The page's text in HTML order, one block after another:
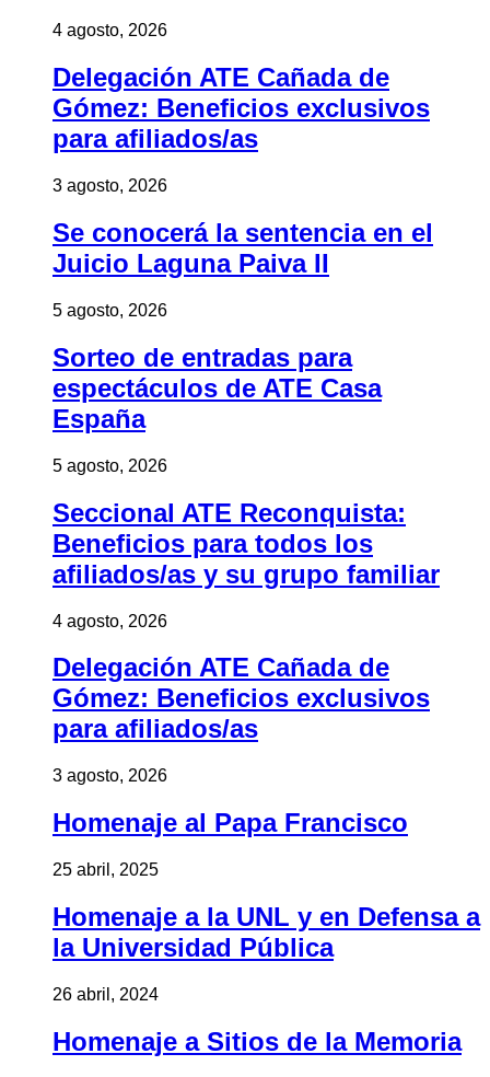
4 agosto, 2026
Delegación ATE Cañada de
Gómez: Beneficios exclusivos
para afiliados/as
3 agosto, 2026
Se conocerá la sentencia en el
Juicio Laguna Paiva II
5 agosto, 2026
Sorteo de entradas para
espectáculos de ATE Casa
España
5 agosto, 2026
Seccional ATE Reconquista:
Beneficios para todos los
afiliados/as y su grupo familiar
4 agosto, 2026
Delegación ATE Cañada de
Gómez: Beneficios exclusivos
para afiliados/as
3 agosto, 2026
Homenaje al Papa Francisco
25 abril, 2025
Homenaje a la UNL y en Defensa a
la Universidad Pública
26 abril, 2024
Homenaje a Sitios de la Memoria